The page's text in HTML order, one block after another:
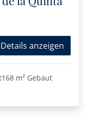
Details anzeigen
168 m² Gebaut